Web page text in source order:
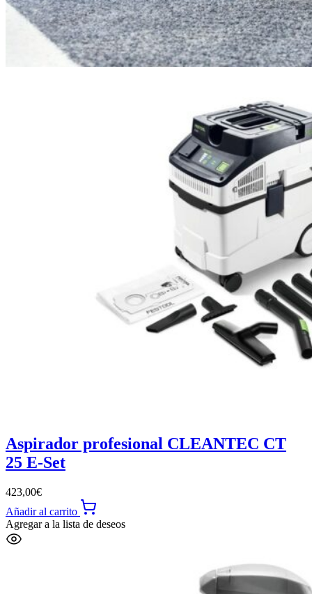
Aspirador profesional CLEANTEC CT
25 E-Set
423,00€
Añadir al carrito
Agregar a la lista de deseos